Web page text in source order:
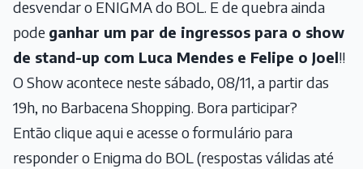
desvendar o ENIGMA do BOL. E de quebra ainda
pode ganhar um par de ingressos para o show
de stand-up com Luca Mendes e Felipe o Joel!!
O Show acontece neste sábado, 08/11, a partir das
19h, no Barbacena Shopping. Bora participar?
Então clique aqui e acesse o formulário para
responder o Enigma do BOL (respostas válidas até